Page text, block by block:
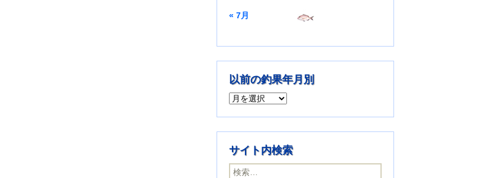
« 7月
以前の釣果年月別
以前の釣果年月別
サイト内検索
検索: